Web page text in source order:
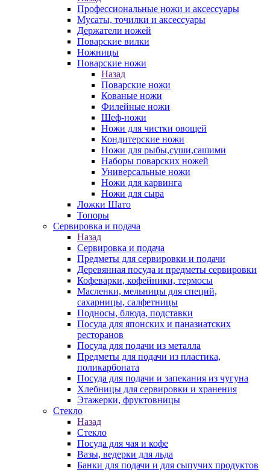
Профессиональные ножи и аксессуары
Мусаты, точилки и аксессуары
Держатели ножей
Поварские вилки
Ножницы
Поварские ножи
Назад
Поварские ножи
Кованые ножи
Филейные ножи
Шеф-ножи
Ножи для чистки овощей
Кондитерские ножи
Ножи для рыбы,суши,сашими
Наборы поварcких ножей
Универсальные ножи
Ножи для карвинга
Ножи для сыра
Ложки Шато
Топоры
Сервировка и подача
Назад
Сервировка и подача
Предметы для сервировки и подачи
Деревянная посуда и предметы сервировки
Кофеварки, кофейники, термосы
Масленки, мельницы для специй,
сахарницы, салфетницы
Подносы, блюда, подставки
Посуда для японских и паназиатских
ресторанов
Посуда для подачи из металла
Предметы для подачи из пластика,
поликарбоната
Посуда для подачи и запекания из чугуна
Хлебницы для сервировки и хранения
Этажерки, фруктовницы
Стекло
Назад
Стекло
Посуда для чая и кофе
Вазы, ведерки для льда
Банки для подачи и для сыпучих продуктов